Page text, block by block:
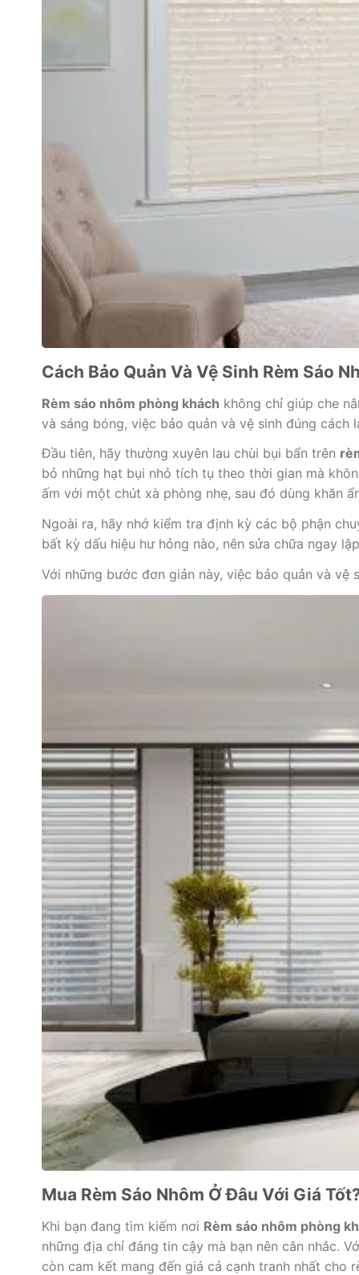
Cách Bảo Quản Và Vệ Sinh Rèm Sáo
Rèm sáo nhôm phòng khách không chỉ giúp che
và sáng bóng, việc bảo quản và vệ sinh đúng
Đầu tiên, hãy thường xuyên lau chùi bụi bẩn trên
bỏ những hạt bụi nhỏ tích tụ theo thời gian mà
ấm với một chút xà phòng nhẹ, sau đó dùng khăn
Ngoài ra, hãy nhớ kiểm tra định kỳ các bộ phận
bất kỳ dấu hiệu hư hỏng nào, nên sửa chữa ngay
Với những bước đơn giản này, việc bảo quản và vệ
Mua Rèm Sáo Nhôm Ở Đâu Với Giá
Khi bạn đang tìm kiếm nơi Rèm sáo nhôm phòng
những địa chỉ đáng tin cậy mà bạn nên cân nhắc.
còn cam kết mang đến giá cả cạnh tranh nhất cho